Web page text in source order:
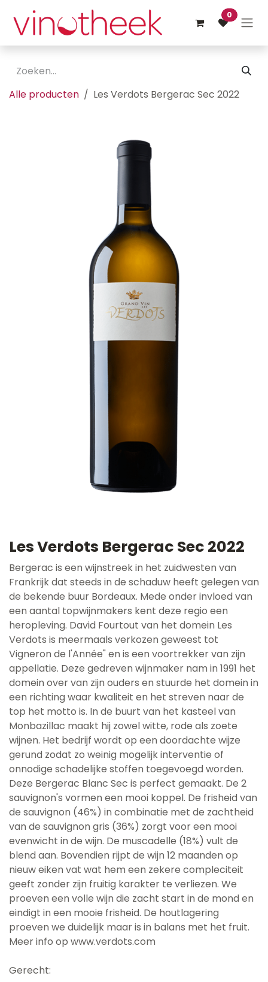
Overslaan naar inhoud
0
Alle producten Les Verdots Bergerac Sec 2022
Les Verdots Bergerac Sec 2022
Bergerac is een wijnstreek in het zuidwesten van
Frankrijk dat steeds in de schaduw heeft gelegen van
de bekende buur Bordeaux. Mede onder invloed van
een aantal topwijnmakers kent deze regio een
heropleving. David Fourtout van het domein Les
Verdots is meermaals verkozen geweest tot
Vigneron de l'Année" en is een voortrekker van zijn
appellatie. Deze gedreven wijnmaker nam in 1991 het
domein over van zijn ouders en stuurde het domein in
een richting waar kwaliteit en het streven naar de
top het motto is. In de buurt van het kasteel van
Monbazillac maakt hij zowel witte, rode als zoete
wijnen. Het bedrijf wordt op een doordachte wijze
gerund zodat zo weinig mogelijk interventie of
onnodige schadelijke stoffen toegevoegd worden.
Deze Bergerac Blanc Sec is perfect gemaakt. De 2
sauvignon's vormen een mooi koppel. De frisheid van
de sauvignon (46%) in combinatie met de zachtheid
van de sauvignon gris (36%) zorgt voor een mooi
evenwicht in de wijn. De muscadelle (18%) vult de
blend aan. Bovendien rijpt de wijn 12 maanden op
nieuw eiken vat wat hem een zekere compleciteit
geeft zonder zijn fruitig karakter te verliezen. We
proeven een volle wijn die zacht start in de mond en
eindigt in een mooie frisheid. De houtlagering
proeven we duidelijk maar is in balans met het fruit.
Meer info op www.verdots.com
Gerecht: